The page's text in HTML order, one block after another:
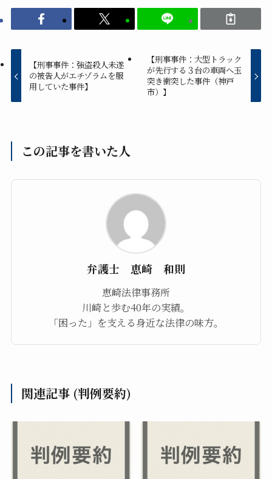
【刑事事件：強盗殺人未遂
の被告人がエチゾラムを服
用していた事件】
【刑事事件：大型トラック
が先行する３台の車両へ玉
突き衝突した事件（神戸
市）】
この記事を書いた人
弁護士 恵崎 和則
恵崎法律事務所
川崎と歩む40年の実績。
「困った」を支える身近な法律の味方。
関連記事 (判例要約)